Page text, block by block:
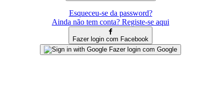
Esqueceu-se da password?
Ainda não tem conta? Registe-se aqui
Fazer login com Facebook
Fazer login com Google